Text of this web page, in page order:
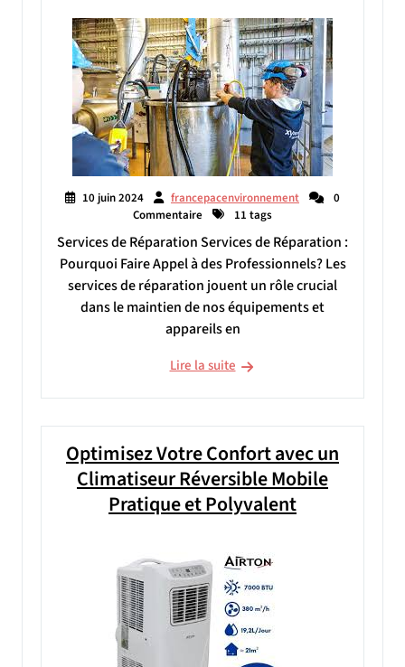
10 juin 2024 francepacenvironnement
0
Commentaire
11 tags
Services de Réparation Services de Réparation :
Pourquoi Faire Appel à des Professionnels? Les
services de réparation jouent un rôle crucial
dans le maintien de nos équipements et
appareils en
Lire la suite
Optimisez Votre Confort avec un
Climatiseur Réversible Mobile
Pratique et Polyvalent